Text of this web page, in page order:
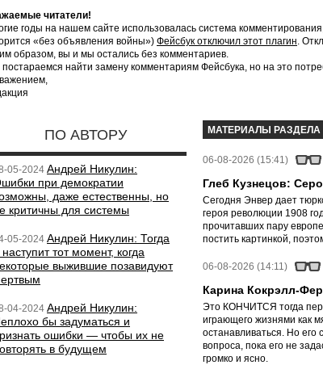
читатели!
годы на нашем сайте использовалась система
«без объявления войны») Фейсбук отключил этот плагин.
образом, вы и мы остались без комментариев.
найти замену комментариям Фейсбука, но на это
ПО АВТОРУ
05-2024 Андрей Никулин:
при демократии
даже естественны, но
критичны для системы
05-2024 Андрей Никулин: Тогда
наступит тот момент, когда
выжившие позавидуют
04-2024 Андрей Никулин:
бы задуматься и
ошибки — чтобы их не
в будущем
МАТЕРИАЛЫ РАЗДЕЛА
06-08-2026 (15:41)
Глеб Кузнецов:
Сегодня Энвер дает
героя революции 1908
прочитавших пару
постить картинкой,
06-08-2026 (14:11)
Карина Кокрэлл-
Это КОНЧИТСЯ тогда
играющего жизнями как
останавливаться. Но его
вопроса, пока его не
громко и ясно.